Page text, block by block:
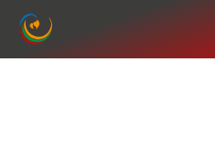
Zum
Inhalt
springen